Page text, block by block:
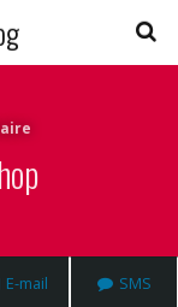
E-mail SMS